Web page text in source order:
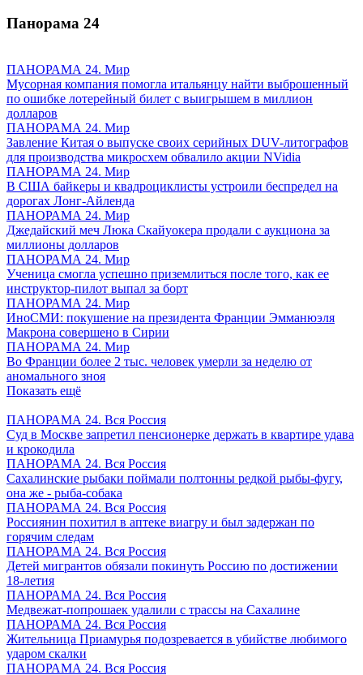
Панорама 24
ПАНОРАМА 24. Мир
Мусорная компания помогла итальянцу найти выброшенный
по ошибке лотерейный билет с выигрышем в миллион
долларов
ПАНОРАМА 24. Мир
Завление Китая о выпуске своих серийных DUV-литографов
для производства микросхем обвалило акции NVidia
ПАНОРАМА 24. Мир
В США байкеры и квадроциклисты устроили беспредел на
дорогах Лонг-Айленда
ПАНОРАМА 24. Мир
Джедайский меч Люка Скайуокера продали с аукциона за
миллионы долларов
ПАНОРАМА 24. Мир
Ученица смогла успешно приземлиться после того, как ее
инструктор-пилот выпал за борт
ПАНОРАМА 24. Мир
ИноСМИ: покушение на президента Франции Эмманюэля
Макрона совершено в Сирии
ПАНОРАМА 24. Мир
Во Франции более 2 тыс. человек умерли за неделю от
аномального зноя
Показать ещё
ПАНОРАМА 24. Вся Россия
Суд в Москве запретил пенсионерке держать в квартире удава
и крокодила
ПАНОРАМА 24. Вся Россия
Сахалинские рыбаки поймали полтонны редкой рыбы-фугу,
она же - рыба-собака
ПАНОРАМА 24. Вся Россия
Россиянин похитил в аптеке виагру и был задержан по
горячим следам
ПАНОРАМА 24. Вся Россия
Детей мигрантов обязали покинуть Россию по достижении
18-летия
ПАНОРАМА 24. Вся Россия
Медвежат-попрошаек удалили с трассы на Сахалине
ПАНОРАМА 24. Вся Россия
Жительница Приамурья подозревается в убийстве любимого
ударом скалки
ПАНОРАМА 24. Вся Россия